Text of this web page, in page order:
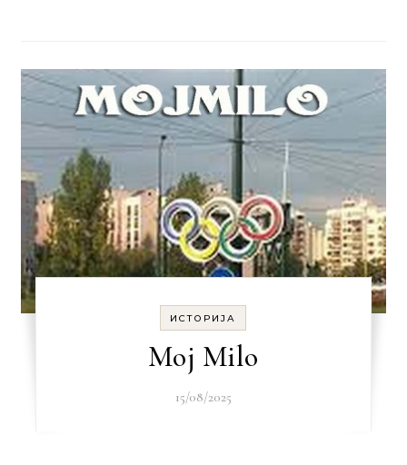
ИСТОРИЈА
Moj Milo
15/08/2025